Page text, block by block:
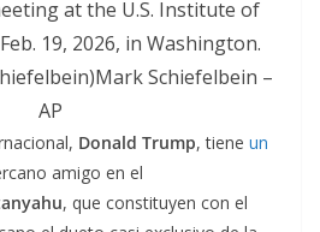
at the U.S. Institute of
19, 2026, in Washington.
Schiefelbein –
AP
Donald Trump, tiene un
amigo en el
, que constituyen con el